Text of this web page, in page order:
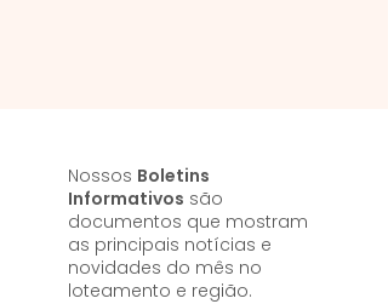
Nossos Boletins
Informativos são
documentos que mostram
as principais notícias e
novidades do mês no
loteamento e região.